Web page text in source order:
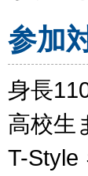
参加
身長
高校生
T-Style